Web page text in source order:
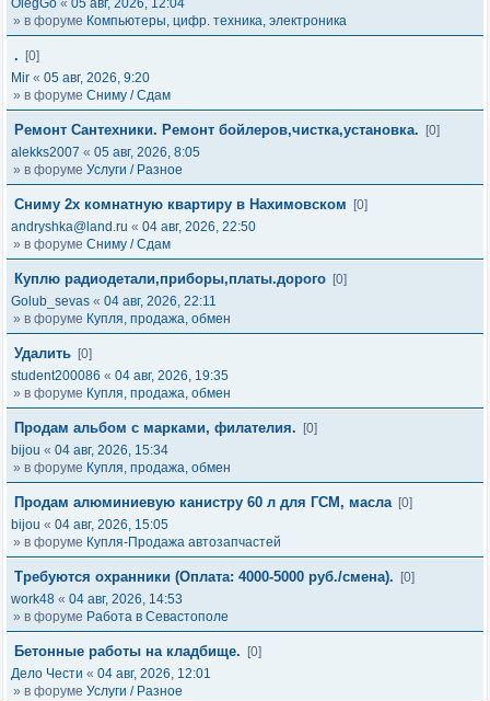
OlegGo « 05 авг, 2026, 12:04
» в форуме Компьютеры, цифр. техника, электроника
.
[0]
Mir « 05 авг, 2026, 9:20
» в форуме Сниму / Сдам
Ремонт Сантехники. Ремонт бойлеров,чистка,установка.
[0]
alekks2007 « 05 авг, 2026, 8:05
» в форуме Услуги / Разное
Сниму 2х комнатную квартиру в Нахимовском
[0]
andryshka@land.ru « 04 авг, 2026, 22:50
» в форуме Сниму / Сдам
Куплю радиодетали,приборы,платы.дорого [0]
Golub_sevas « 04 авг, 2026, 22:11
» в форуме Купля, продажа, обмен
Удалить [0]
student200086 « 04 авг, 2026, 19:35
» в форуме Купля, продажа, обмен
Продам альбом с марками, филателия.
[0]
bijou « 04 авг, 2026, 15:34
» в форуме Купля, продажа, обмен
Продам алюминиевую канистру 60 л для ГСМ, масла [0]
bijou « 04 авг, 2026, 15:05
» в форуме Купля-Продажа автозапчастей
Требуются охранники (Оплата: 4000-5000 руб./смена).
[0]
work48 « 04 авг, 2026, 14:53
» в форуме Работа в Севастополе
Бетонные работы на кладбище.
[0]
Дело Чести « 04 авг, 2026, 12:01
» в форуме Услуги / Разное